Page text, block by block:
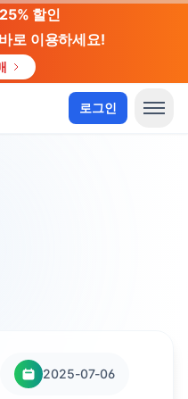
할인
로 이용하세요!
로그인
2025-07-06